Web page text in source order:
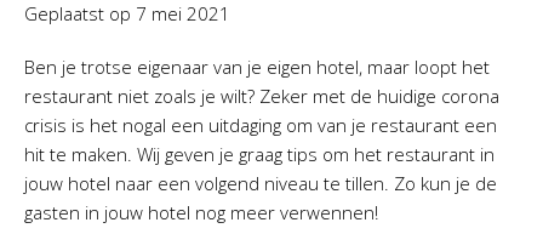
Geplaatst op 7 mei 2021
Ben je trotse eigenaar van je eigen hotel, maar loopt het
restaurant niet zoals je wilt? Zeker met de huidige corona
crisis is het nogal een uitdaging om van je restaurant een
hit te maken. Wij geven je graag tips om het restaurant in
jouw hotel naar een volgend niveau te tillen. Zo kun je de
gasten in jouw hotel nog meer verwennen!